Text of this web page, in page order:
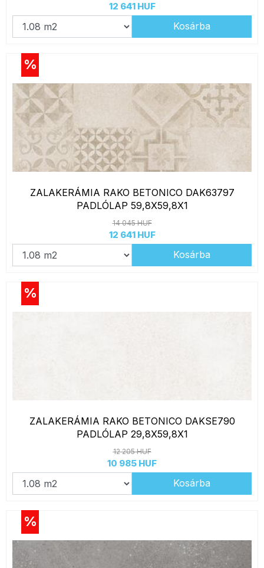
12 641 HUF
Kosárba
%
ZALAKERÁMIA RAKO BETONICO DAK63797
PADLÓLAP 59,8X59,8X1
14 045 HUF
12 641 HUF
Kosárba
%
ZALAKERÁMIA RAKO BETONICO DAKSE790
PADLÓLAP 29,8X59,8X1
12 205 HUF
10 985 HUF
Kosárba
%